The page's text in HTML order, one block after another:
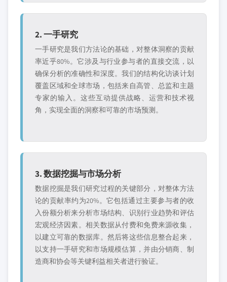
2. 一手研究
一手研究是我们方法论的基础，对整体洞察的贡献
率近乎80%。它涉及与行业参与者的直接交流，以
确保分析的准确性和深度。我们的结构化访谈计划
覆盖区域和全球市场，包括来自高管、总监和主题
专家的输入。这些互动提供战略、运营和技术视
角，实现全面的洞察和可靠的市场预测。
3. 数据挖掘与市场分析
数据挖掘是我们研究过程的关键部分，对整体方法
论的贡献率约为20%。它包括通过主要参与者的收
入份额分析来分析市场结构、识别行业趋势和评估
宏观经济因素。相关数据从付费和免费来源收集，
以建立可靠的数据库。然后将这些信息整合起来，
以支持一手研究和市场规模估算，并由分销商、制
造商和协会等关键利益相关者进行验证。